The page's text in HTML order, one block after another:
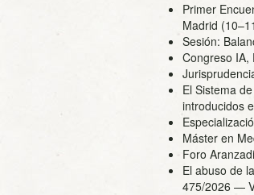
Primer
Madrid
Sesión:
Congreso IA,
El Sistema
introducidos
Máster en
Foro
El abuso de
475/2026 —